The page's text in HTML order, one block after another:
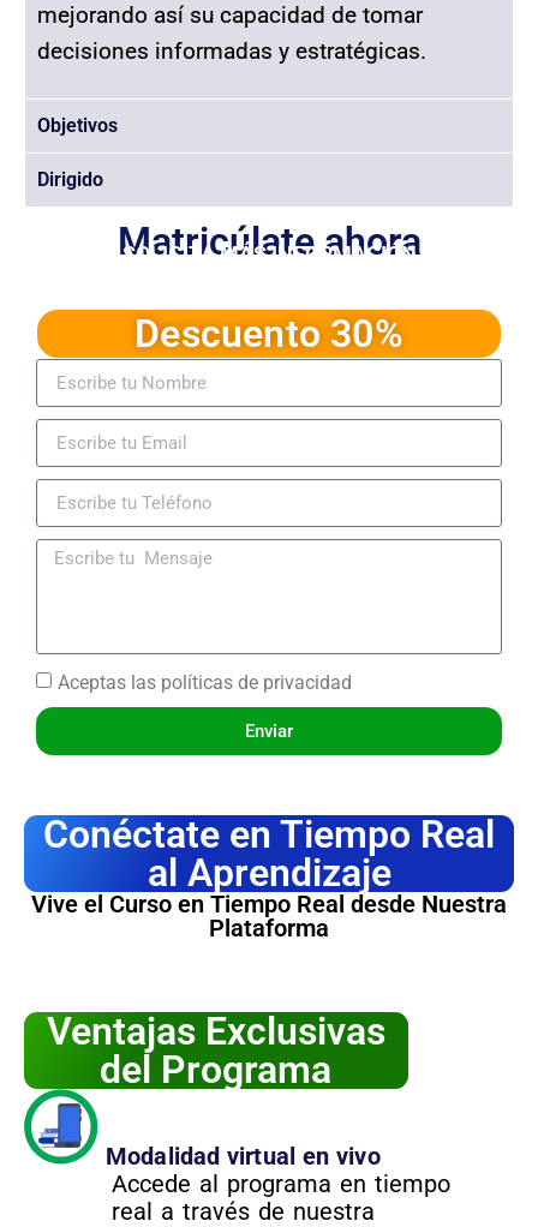
mejorando así su capacidad de tomar
decisiones informadas y estratégicas.
Objetivos
Dirigido
Matricúlate ahora
SOLICITA MÁS INFORMACIÓN
Descuento 30%
Aceptas las políticas de privacidad
Enviar
Conéctate en Tiempo Real
al Aprendizaje
Vive el Curso en Tiempo Real desde Nuestra
Plataforma
Ventajas Exclusivas
del Programa
Modalidad virtual en vivo
Accede al programa en tiempo
real a través de nuestra